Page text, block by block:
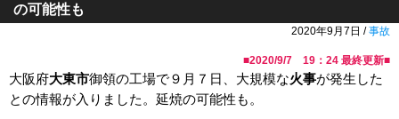
の可能性も
2020年9月7日 /事故
■2020/9/7 19：24 最終更新■
大阪府大東市御領の工場で９月７日、大規模な火事が発生した
との情報が入りました。延焼の可能性も。